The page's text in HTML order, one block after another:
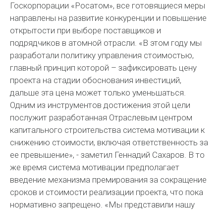
Госкорпорации «Росатом», все готовящиеся меры
направлены на развитие конкуренции и повышение
открытости при выборе поставщиков и
подрядчиков в атомной отрасли. «В этом году мы
разработали политику управления стоимостью,
главный принцип которой – зафиксировать цену
проекта на стадии обоснования инвестиций,
дальше эта цена может только уменьшаться.
Одним из инструментов достижения этой цели
послужит разработанная Отраслевым центром
капитального строительства система мотивации к
снижению стоимости, включая ответственность за
ее превышение», - заметил Геннадий Сахаров. В то
же время система мотивации предполагает
введение механизма премирования за сокращение
сроков и стоимости реализации проекта, что пока
нормативно запрещено. «Мы представили нашу